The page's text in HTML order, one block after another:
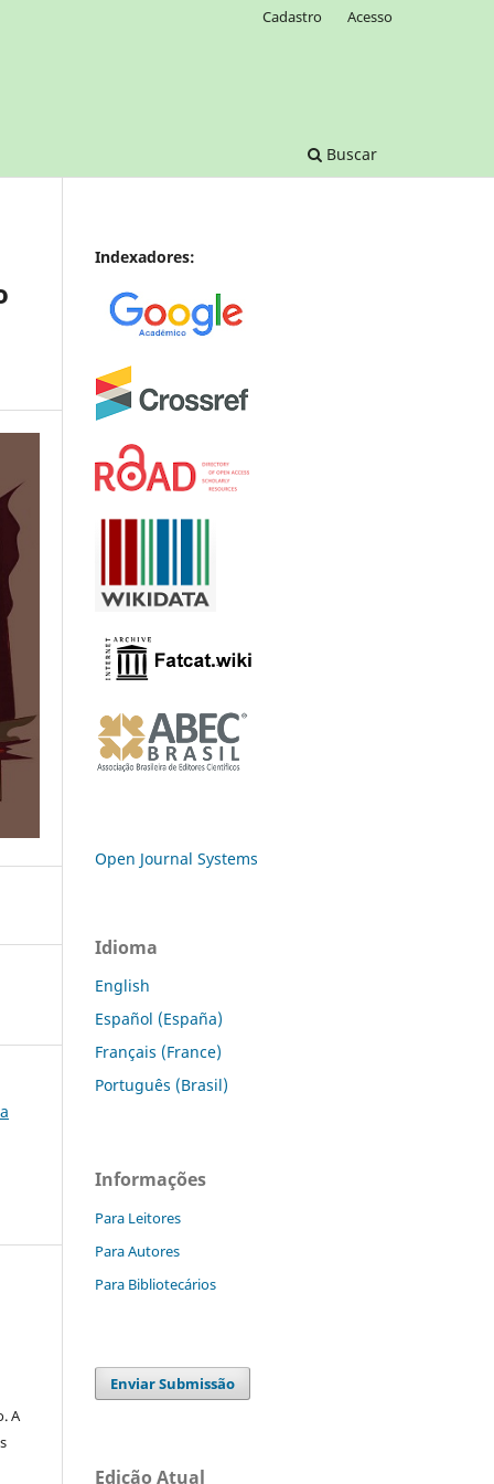
Buscar
Cadastro Acesso
A
Indexadores:
Open Journal Systems
Idioma
English
Español (España)
Français (France)
Português (Brasil)
Informações
Para Leitores
Para Autores
Para Bibliotecários
Enviar Submissão
Edição Atual